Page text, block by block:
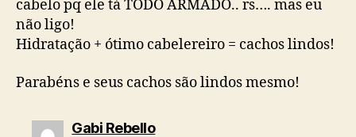
cabelo pq ele tá TODO ARMADO.. rs…. mas eu
não ligo!
Hidratação + ótimo cabelereiro = cachos lindos!
Parabéns e seus cachos são lindos mesmo!
Gabi Rebellodiz: